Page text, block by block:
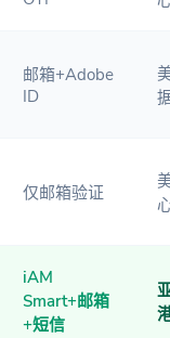
邮箱+Adobe
ID
仅邮箱验证
iAM
Smart+邮箱
+短信